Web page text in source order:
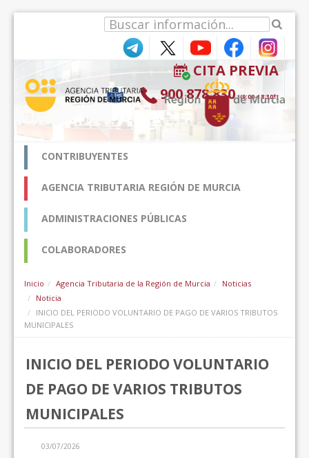
CITA PREVIA
900 878 830 (9:00-18:30*)
CONTRIBUYENTES
AGENCIA TRIBUTARIA REGIÓN DE MURCIA
ADMINISTRACIONES PÚBLICAS
COLABORADORES
Inicio Agencia Tributaria de la Región de Murcia
Noticias
Noticia
INICIO DEL PERIODO VOLUNTARIO DE PAGO DE VARIOS TRIBUTOS
MUNICIPALES
INICIO DEL PERIODO VOLUNTARIO
DE PAGO DE VARIOS TRIBUTOS
MUNICIPALES
03/07/2026